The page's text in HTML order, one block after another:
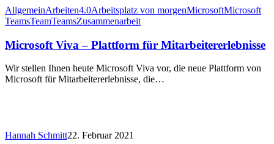
AllgemeinArbeiten4.0Arbeitsplatz von morgenMicrosoftMicrosoft
TeamsTeamTeamsZusammenarbeit
Microsoft Viva – Plattform für Mitarbeitererlebnisse
Wir stellen Ihnen heute Microsoft Viva vor, die neue Plattform von
Microsoft für Mitarbeitererlebnisse, die…
Hannah Schmitt22. Februar 2021